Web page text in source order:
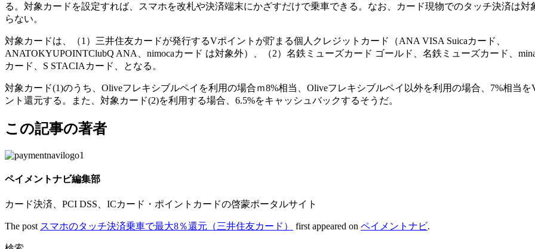
る。対象カードを設定すれば、スマホを改札や決済端末にかざすだけで乗車できる。なお、カード現物でのタッチ決済は対
らない。
対象カードは、（1）三井住友カードが発行するVポイントが貯まる個人クレジットカード（ANA VISA Suicaカード、
ANATOKYUPOINTClubQ ANA、nimocaカード は対象外）、（2）名鉄ミューズカード ゴールド、名鉄ミューズカード、
カード、S STACIAカード、となる。
対象カード(1)のうち、Oliveフレキシブルペイを利用の場合ｍ8%相当、Oliveフレキシブルペイ以外を利用の場合、7%相当を
ント還元する。また、対象カード(2)を利用する場合、6.5%をキャッシュバックするそうだ。
この記事の著者
ペイメントナビ編集部
カード決済、PCI DSS、ICカード・ポイントカードの啓蒙ポータルサイト
The post スマホのタッチ決済乗車で最大8％還元（三井住友カード） first appeared on ペイメントナビ.